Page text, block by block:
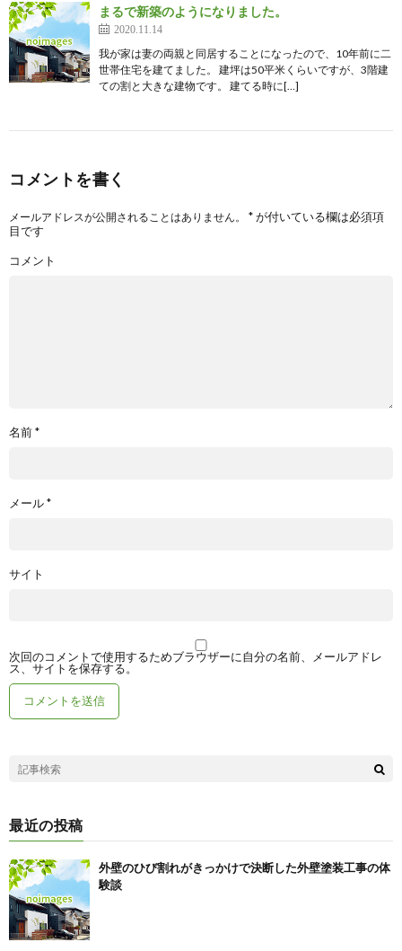
まるで新築のようになりました。
2020.11.14
我が家は妻の両親と同居することになったので、10年前に二
世帯住宅を建てました。 建坪は50平米くらいですが、3階建
ての割と大きな建物です。 建てる時に[…]
コメントを書く
メールアドレスが公開されることはありません。 *が付いている欄は必須項
目です
コメント
名前*
メール*
サイト
次回のコメントで使用するためブラウザーに自分の名前、メールアドレ
ス、サイトを保存する。
最近の投稿
外壁のひび割れがきっかけで決断した外壁塗装工事の体
験談